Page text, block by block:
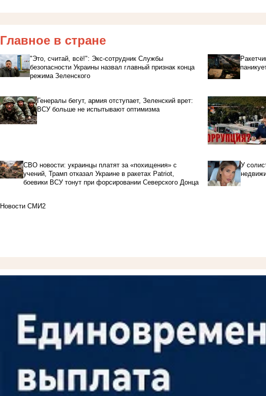
Главное в стране
"Это, считай, всё!": Экс-сотрудник Службы
безопасности Украины назвал главный признак конца
режима Зеленского
Генералы бегут, армия отступает, Зеленский врет:
ВСУ больше не испытывают оптимизма
СВО новости: украинцы платят за «похищения» с
учений, Трамп отказал Украине в ракетах Patriot,
боевики ВСУ тонут при форсировании Северского Донца
У
Новости СМИ2